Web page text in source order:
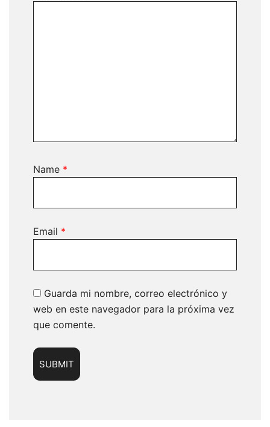
Name *
Email *
Guarda mi nombre, correo electrónico y
web en este navegador para la próxima vez
que comente.